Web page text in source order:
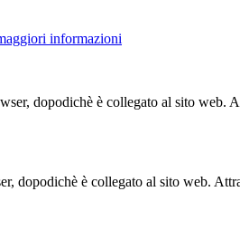
informazioni
dopodichè è collegato al sito web.
dopodichè è collegato al sito web.